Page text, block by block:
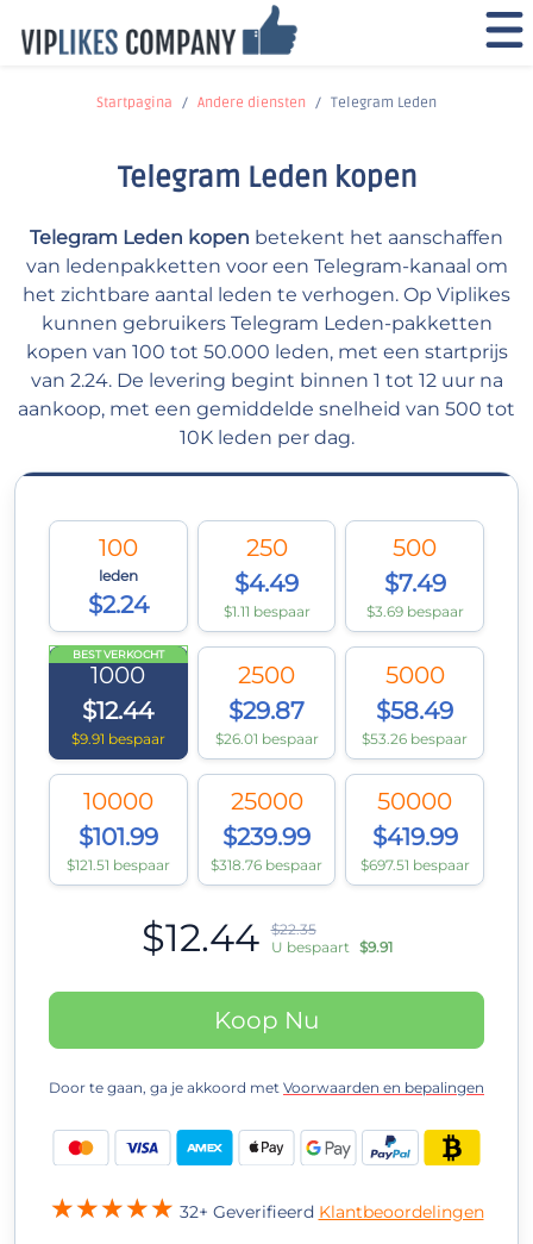
Startpagina Andere diensten Telegram Leden
Telegram Leden kopen
Telegram Leden kopen betekent het aanschaffen
van ledenpakketten voor een Telegram-kanaal om
het zichtbare aantal leden te verhogen. Op Viplikes
kunnen gebruikers Telegram Leden-pakketten
kopen van 100 tot 50.000 leden, met een startprijs
van 2.24. De levering begint binnen 1 tot 12 uur na
aankoop, met een gemiddelde snelheid van 500 tot
10K leden per dag.
100
leden
$2.24
250
$4.49
$1.11 bespaar
500
$7.49
$3.69 bespaar
BEST VERKOCHT
1000
$12.44
$9.91 bespaar
2500
$29.87
$26.01 bespaar
5000
$58.49
$53.26 bespaar
10000
$101.99
$121.51 bespaar
25000
$239.99
$318.76 bespaar
50000
$419.99
$697.51 bespaar
$12.44
$22.35
U bespaart $9.91
Koop Nu
Door te gaan, ga je akkoord met Voorwaarden en bepalingen
32+ Geverifieerd Klantbeoordelingen